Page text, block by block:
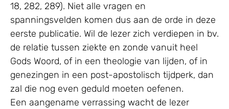
18, 282, 289). Niet alle vragen en
spanningsvelden komen dus aan de orde in deze
eerste publicatie. Wil de lezer zich verdiepen in bv.
de relatie tussen ziekte en zonde vanuit heel
Gods Woord, of in een theologie van lijden, of in
genezingen in een post-apostolisch tijdperk, dan
zal die nog even geduld moeten oefenen.
Een aangename verrassing wacht de lezer